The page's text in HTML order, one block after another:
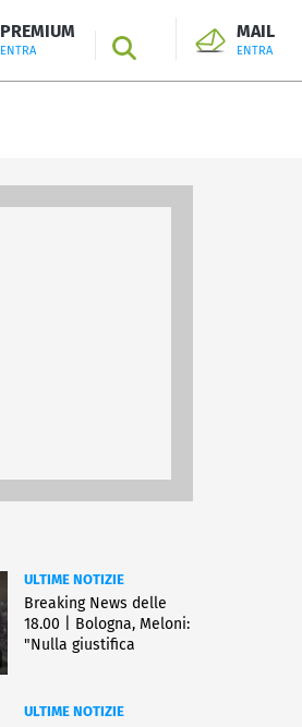
PREMIUM
ENTRA SEARCH
MAIL
ENTRA
ULTIME NOTIZIE
Breaking News delle
18.00 | Bologna, Meloni:
"Nulla giustifica
ULTIME NOTIZIE